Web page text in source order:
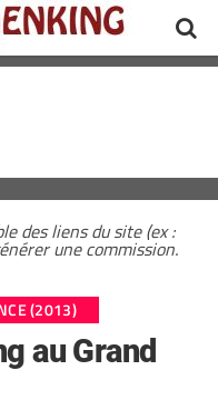
des liens du site (ex :
une commission.
(2013)
au Grand